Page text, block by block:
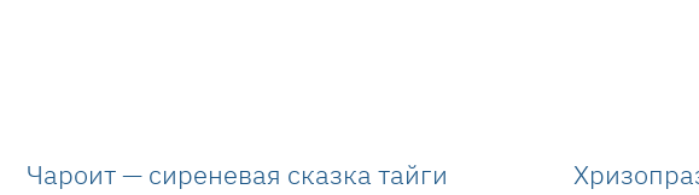
Чароит — сиреневая сказка тайги